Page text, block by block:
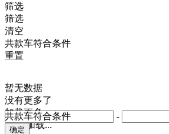
-
共款车符合条件
筛选
筛选
清空
共款车符合条件
重置
暂无数据
没有更多了
加载更多
正在加载...